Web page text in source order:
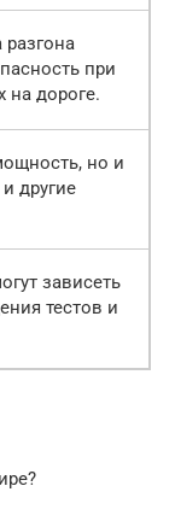
при
на дороге.
но и
другие
зависеть
тестов и